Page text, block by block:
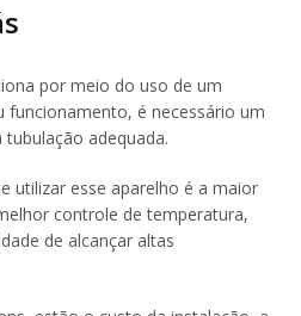
por meio do uso de um
funcionamento, é necessário um
adequada.
utilizar esse aparelho é a maior
controle de temperatura,
de alcançar altas